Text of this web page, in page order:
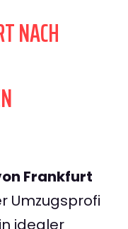
NACH
Frankfurt
Umzugsprofi